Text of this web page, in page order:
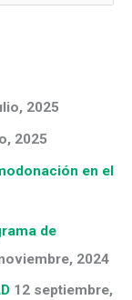
2025
2025
en el
de
2024
12 septiembre,